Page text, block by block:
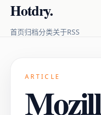
Hotdry.
首页归档分类关于RSS
ARTICLE